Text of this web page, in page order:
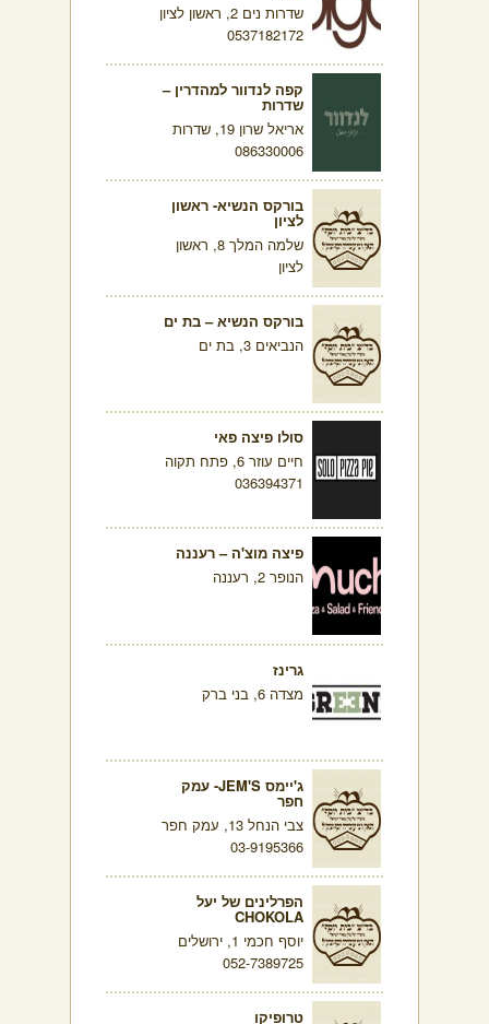
שדרות נים 2, ראשון לציון
0537182172
קפה לנדוור למהדרין –
שדרות
אריאל שרון 19, שדרות
086330006
בורקס הנשיא- ראשון
לציון
שלמה המלך 8, ראשון
לציון
בורקס הנשיא – בת ים
הנביאים 3, בת ים
סולו פיצה פאי
חיים עוזר 6, פתח תקוה
036394371
פיצה מוצ'ה – רעננה
הנופר 2, רעננה
גרינז
מצדה 6, בני ברק
ג'יימס JEM'S- עמק
חפר
צבי הנחל 13, עמק חפר
03-9195366
הפרלינים של יעל
CHOKOLA
יוסף חכמי 1, ירושלים
052-7389725
טרופיקו